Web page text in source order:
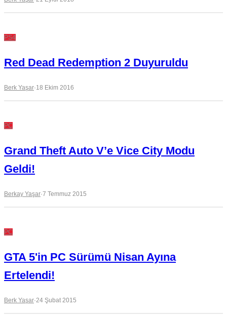
PS4
Red Dead Redemption 2 Duyuruldu
Berk Yaşar·18 Ekim 2016
PC
Grand Theft Auto V’e Vice City Modu
Geldi!
Berkay Yaşar·7 Temmuz 2015
PC
GTA 5'in PC Sürümü Nisan Ayına
Ertelendi!
Berk Yaşar·24 Şubat 2015